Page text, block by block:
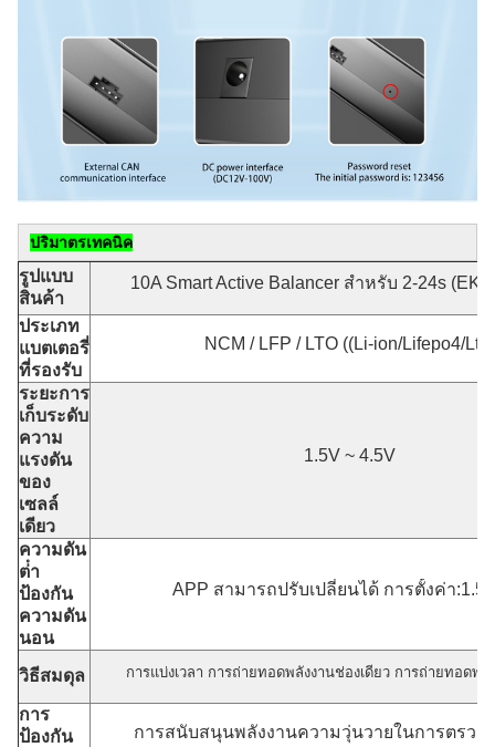
ปริมาตรเทคนิค
รูปแบบ
สินค้า
10A Smart Active Balancer สําหรับ 2-24s (EK-
ประเภท
แบตเตอรี่
ที่รองรับ
NCM / LFP / LTO ((Li-ion/Lifepo4/Lto)
ระยะการ
เก็บระดับ
ความ
แรงดัน
ของ
เซลล์
เดียว
1.5V ~ 4.5V
ความดัน
ต่ํา
ป้องกัน
ความดัน
นอน
APP สามารถปรับเปลี่ยนได้ การตั้งค่า:1.5-
วิธีสมดุล การแบ่งเวลา การถ่ายทอดพลังงานช่องเดียว การถ่ายทอดพ
การ
ป้องกัน
การสนับสนุนพลังงานความวุ่นวายในการตรวจ